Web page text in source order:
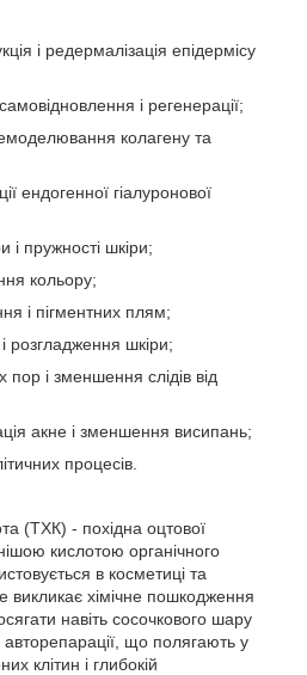
і редермалізація епідермісу
і регенерації;
колагену та
ендогенної гіалуронової
і пружності шкіри;
кольору;
і пігментних плям;
розгладження шкіри;
і зменшення слідів від
акне і зменшення висипань;
процесів.
(ТХК) - похідна оцтової
кислотою органічного
в косметиці та
викликає хімічне пошкодження
навіть сосочкового шару
що полягають у
клітин і глибокій